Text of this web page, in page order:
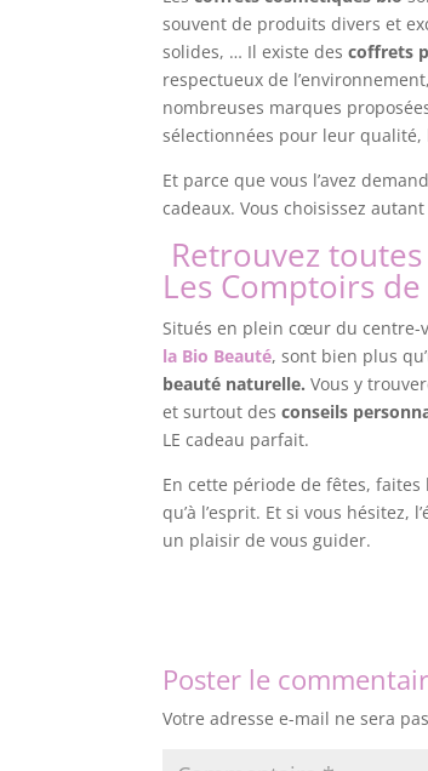
souvent de produits divers et
solides, … Il existe descoffrets
respectueux de
nombreuses marques
sélectionnées pour leur
Et parce que vous l’avez
cadeaux. Vous choisissez
Retrouvez
Les Comptoirs
Situés en plein cœur du centre-
la Bio Beauté, sont bien plus
beauté naturelle. Vous y
et surtout desconseils
LE cadeau parfait.
En cette période de fêtes,
qu’à l’esprit. Et si vous hésitez,
un plaisir de vous guider.
Poster le
Votre adresse e-mail ne sera